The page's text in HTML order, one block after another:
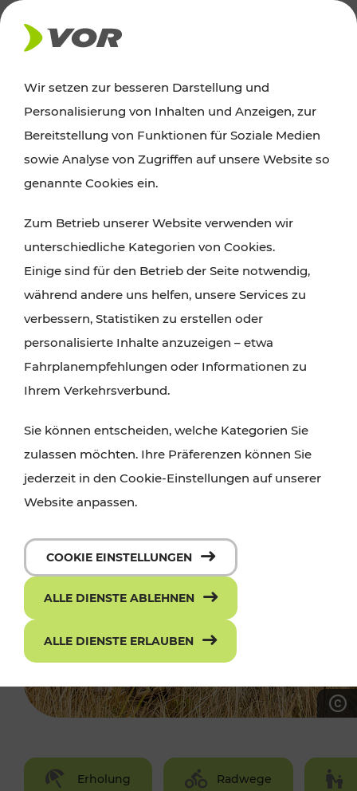
AKTUELLES
Ausflugstipps
Wien, Niederösterreich und das Burgenland
Wanderungen, Kultur und Gastronomie,
Radtouren oder purer Naturgenuss – viele
Attraktionen sind mit den Ticket- und Fahrplan-
Angeboten des VOR gut und schnell erreichbar.
Erholung Radwege
Wir setzen zur besseren Darstellung und
Personalisierung von Inhalten und Anzeigen, zur
Bereitstellung von Funktionen für Soziale Medien
sowie Analyse von Zugriffen auf unsere Website so
genannte Cookies ein.
Zum Betrieb unserer Website verwenden wir
unterschiedliche Kategorien von Cookies.
Einige sind für den Betrieb der Seite notwendig,
während andere uns helfen, unsere Services zu
verbessern, Statistiken zu erstellen oder
personalisierte Inhalte anzuzeigen – etwa
Fahrplanempfehlungen oder Informationen zu
Ihrem Verkehrsverbund.
Sie können entscheiden, welche Kategorien Sie
zulassen möchten. Ihre Präferenzen können Sie
jederzeit in den Cookie-Einstellungen auf unserer
Website anpassen.
COOKIE EINSTELLUNGEN
ALLE DIENSTE ABLEHNEN
ALLE DIENSTE ERLAUBEN